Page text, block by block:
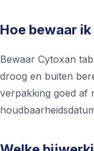
Hoe bewaar
Bewaar Cytoxan
droog en buiten
verpakking goed af